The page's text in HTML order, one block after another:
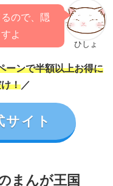
ひしょ
ので、隠
よ
ーンで半額以上お得に
！ ／
サイト
まんが王国